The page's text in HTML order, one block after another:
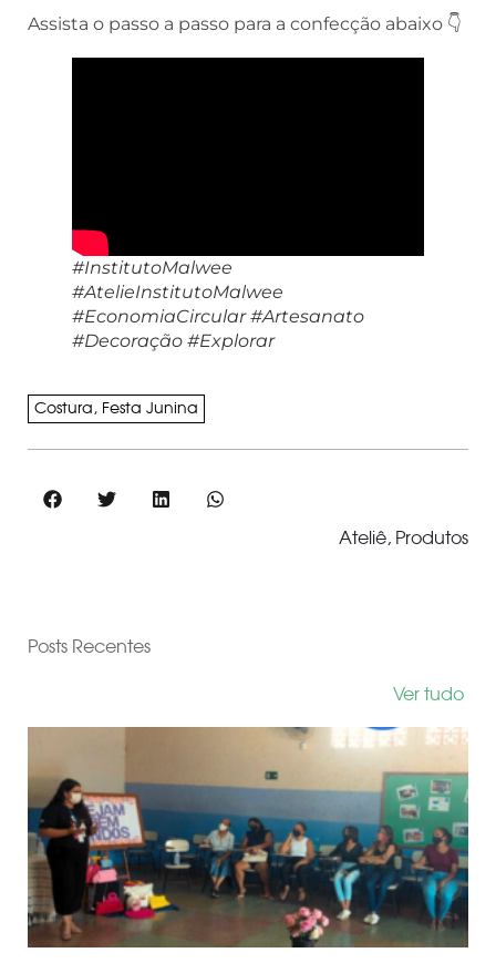
Assista o passo a passo para a confecção abaixo 👇
#InstitutoMalwee
#AtelieInstitutoMalwee
#EconomiaCircular #Artesanato
#Decoração #Explorar
Costura, Festa Junina
Ateliê, Produtos
Posts Recentes
Ver tudo